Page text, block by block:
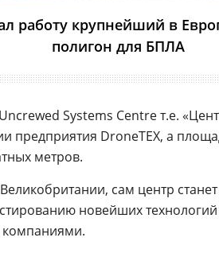
работу крупнейший в
полигон для БПЛА
Systems Centre т.е.
предприятия DroneTEX, а
метров.
сам центр
новейших
компаниями.